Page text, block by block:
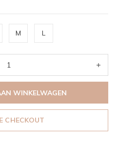
M L
WINKELWAGEN
CHECKOUT